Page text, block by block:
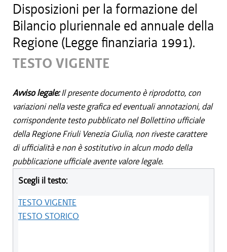
Disposizioni per la formazione del
Bilancio pluriennale ed annuale della
Regione (Legge finanziaria 1991).
TESTO VIGENTE
Avviso legale:Il presente documento è riprodotto, con
variazioni nella veste grafica ed eventuali annotazioni, dal
corrispondente testo pubblicato nel Bollettino ufficiale
della Regione Friuli Venezia Giulia, non riveste carattere
di ufficialità e non è sostitutivo in alcun modo della
pubblicazione ufficiale avente valore legale.
Scegli il testo:
TESTO VIGENTE
TESTO STORICO